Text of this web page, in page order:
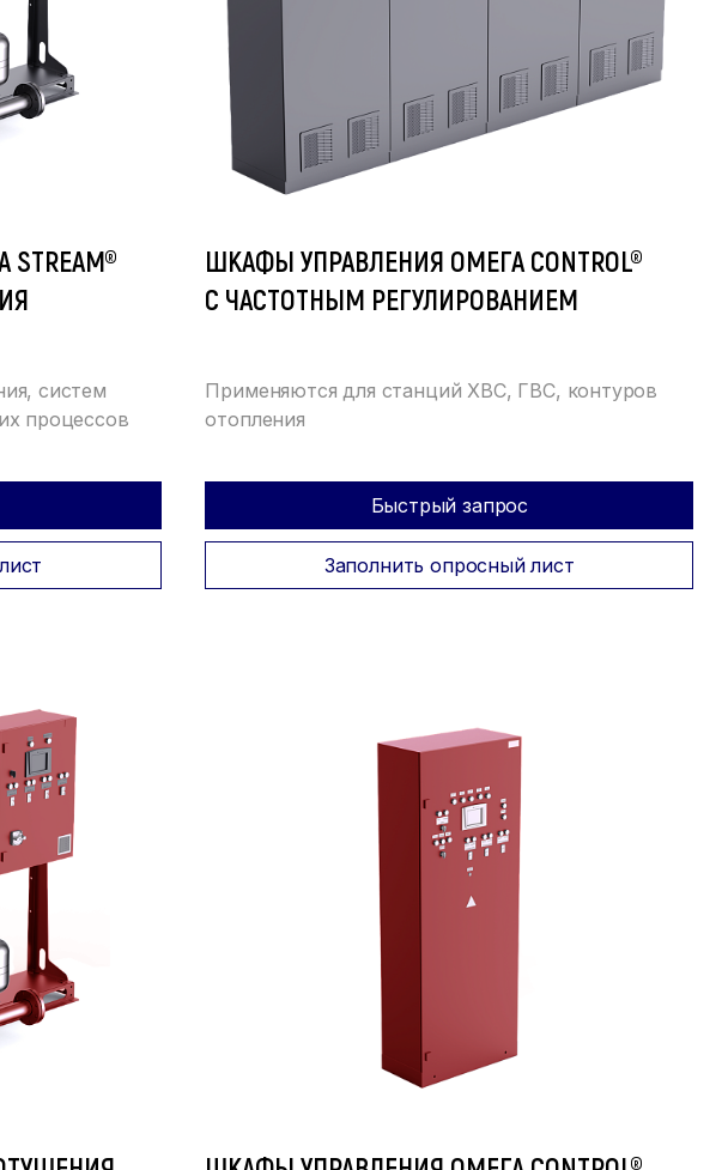
систем
процессов
ШКАФЫ УПРАВЛЕНИЯ ОМЕГА CONTROL®
С ЧАСТОТНЫМ РЕГУЛИРОВАНИЕМ
Применяются для станций ХВС, ГВС, контуров
отопления
Быстрый запрос
Заполнить опросный лист